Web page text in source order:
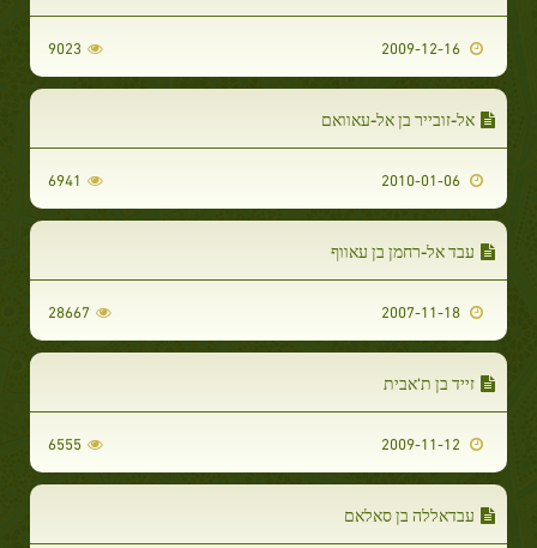
9023
אל-זובייר בן אל-עאוואם
6941
עבד אל-רחמן בן עאווף
28667
זייד בן ת'אבית
6555
עבדאללה בן סאלאם